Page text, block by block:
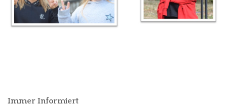
Immer Informiert